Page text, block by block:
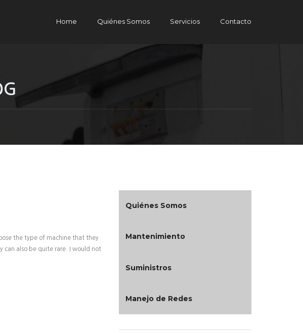
Home Quiénes Somos Servicios Contacto
the type of machine that they
can also be quite rare. I would not
Quiénes Somos
Mantenimiento
Suministros
Manejo de Redes